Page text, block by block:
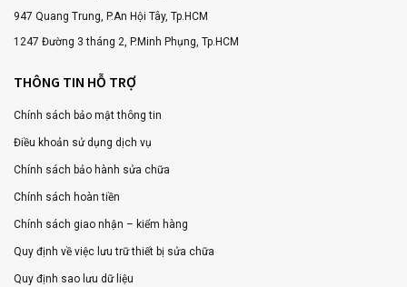
947 Quang Trung, P.An Hội Tây, Tp.HCM
1247 Đường 3 tháng 2, P.Minh Phụng, Tp.HCM
THÔNG TIN HỖ TRỢ
Chính sách bảo mật thông tin
Điều khoản sử dụng dịch vụ
Chính sách bảo hành sửa chữa
Chính sách hoàn tiền
Chính sách giao nhận – kiểm hàng
Quy định về việc lưu trữ thiết bị sửa chữa
Quy định sao lưu dữ liệu